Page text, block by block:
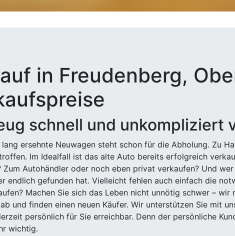
in Freudenberg,
schnell und unkompliziert
ersehnte Neuwagen steht schon für die Abholung. Zu
Im Idealfall ist das alte Auto bereits erfolgreich
Zum Autohändler oder noch eben privat verkaufen? Und
endlich gefunden hat. Vielleicht fehlen auch einfach die
Machen Sie sich das Leben nicht unnötig schwer – wir
und finden einen neuen Käufer. Wir unterstützen Sie mit
persönlich für Sie erreichbar. Denn der persönliche
wichtig.